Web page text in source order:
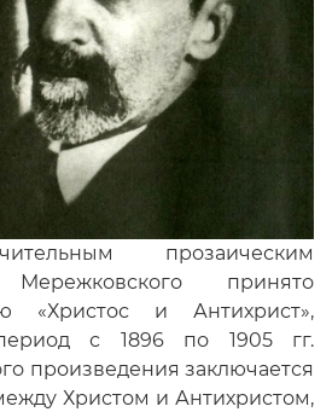
прозаическим
Мережковского принято
«Христос и Антихрист»,
с 1896 по 1905 гг.
произведения заключается
Христом и Антихристом,